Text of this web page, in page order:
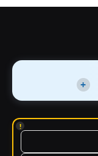
+
!